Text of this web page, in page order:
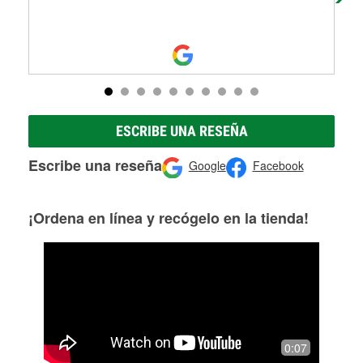
ESCRIBE UNA RESEÑA
Escribe una reseña Google Facebook
¡Ordena en línea y recógelo en la tienda!
0:07